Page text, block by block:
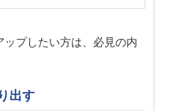
プしたい方は、必見の内
出す